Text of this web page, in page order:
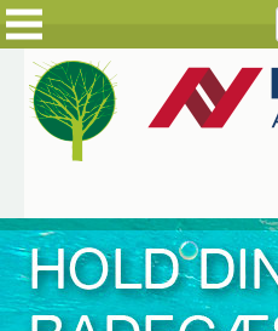
FORSIDE
PRODUKTER
LØSNINGER